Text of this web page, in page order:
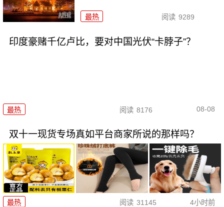
最热 阅读 9289
印度豪赌千亿卢比，要对中国光伏“卡脖子”？
最热 阅读 8176 08-08
双十一现货专场真如平台商家所说的那样吗？
最热 阅读 31145 4小时前